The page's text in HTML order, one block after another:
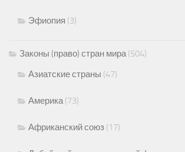
Эфиопия (3)
Законы (право) стран мира(504)
Азиатские страны (47)
Америка(73)
Африканский союз (17)